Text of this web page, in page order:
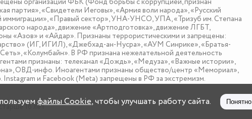
партия», «Свидетели Иеговы», «Армия воли народа», «Русский
«Правый сектор», УНА-УНСО, УПА, «Тризуб им. Степана
народа», движение «Артподготовка», движение ЛГБТ,
«Азов» и «Айдар». Признаны террористическими и запрещены:
(ИГ, ИГИЛ), «Джебхад-ан-Нусра», «АУМ Синрике», «Братья-
«Колумбайн». В РФ признана нежелательной деятельность
признаны: телеканал «Дождь», «Медуза», «Важные истории»,
ОВД-инфо. Иноагентами признаны общество/центр «Мемориал»,
и Facebook (Metа) запрещены в РФ за экстремизм.
16 летфайлы Cookie, чтобы улучшать работу сайта. Понятно